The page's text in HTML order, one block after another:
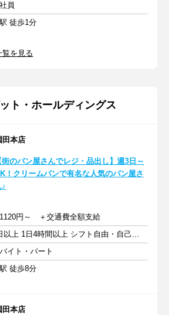
員
徒歩1分
を見る
ト・ホールディングス
田本店
街のパン屋さんでレジ・品出し】週3日～
！クリームパンで有名な人気のパン屋さ
♪
円～ ＋交通費全額支給
週3日以上 1日4時間以上 シフト自由・自己申告
イト・パート
徒歩8分
田本店